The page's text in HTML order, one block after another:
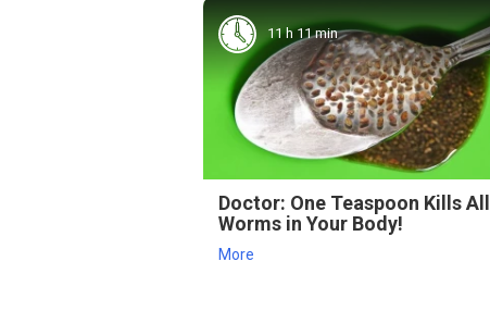
11 h 11 min
Doctor: One Teaspoon Kills All
Worms in Your Body!
More